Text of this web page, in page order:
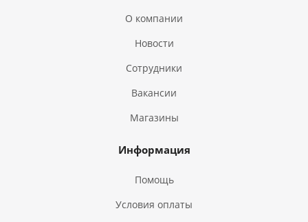
О компании
Новости
Сотрудники
Вакансии
Магазины
Информация
Помощь
Условия оплаты